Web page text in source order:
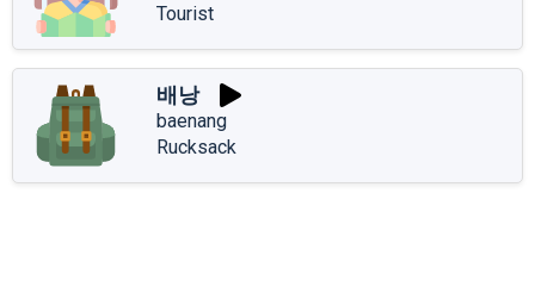
Tourist
배낭
baenang
Rucksack